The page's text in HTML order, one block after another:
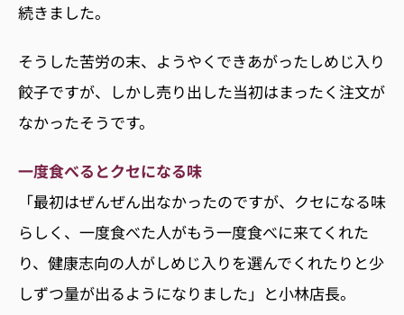
続きました。
そうした苦労の末、ようやくできあがったしめじ入り
餃子ですが、しかし売り出した当初はまったく注文が
なかったそうです。
一度食べるとクセになる味
「最初はぜんぜん出なかったのですが、クセになる味
らしく、一度食べた人がもう一度食べに来てくれた
り、健康志向の人がしめじ入りを選んでくれたりと少
しずつ量が出るようになりました」と小林店長。